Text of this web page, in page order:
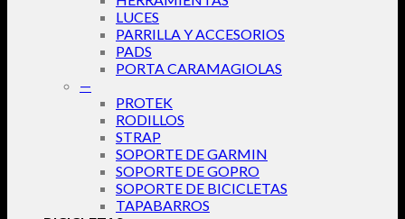
LUCES
PARRILLA Y ACCESORIOS
PADS
PORTA CARAMAGIOLAS
—
PROTEK
RODILLOS
STRAP
SOPORTE DE GARMIN
SOPORTE DE GOPRO
SOPORTE DE BICICLETAS
TAPABARROS